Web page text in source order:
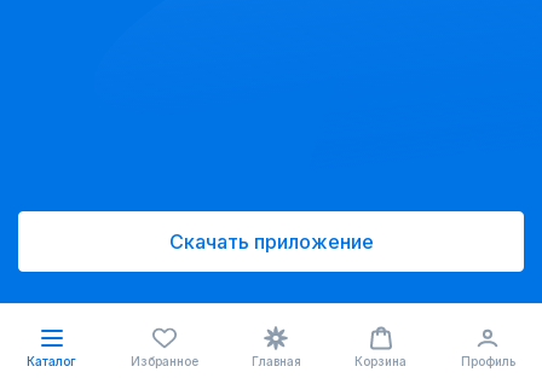
Скачать приложение
Каталог Избранное Главная Корзина Профиль